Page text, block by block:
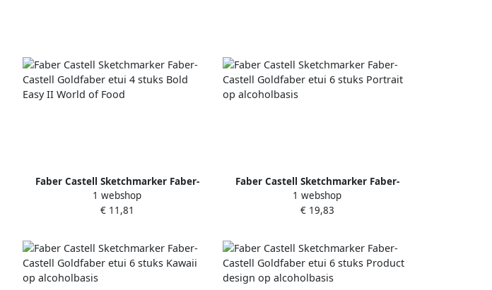
Faber Castell Sketchmarker Faber-
Castell Goldfaber etui 4 stuks Bold
Easy II World of Food
1 webshop
€ 11,81
Faber Castell Sketchmarker Faber-
Castell Goldfaber etui 6 stuks Portrait
op alcoholbasis
1 webshop
€ 19,83